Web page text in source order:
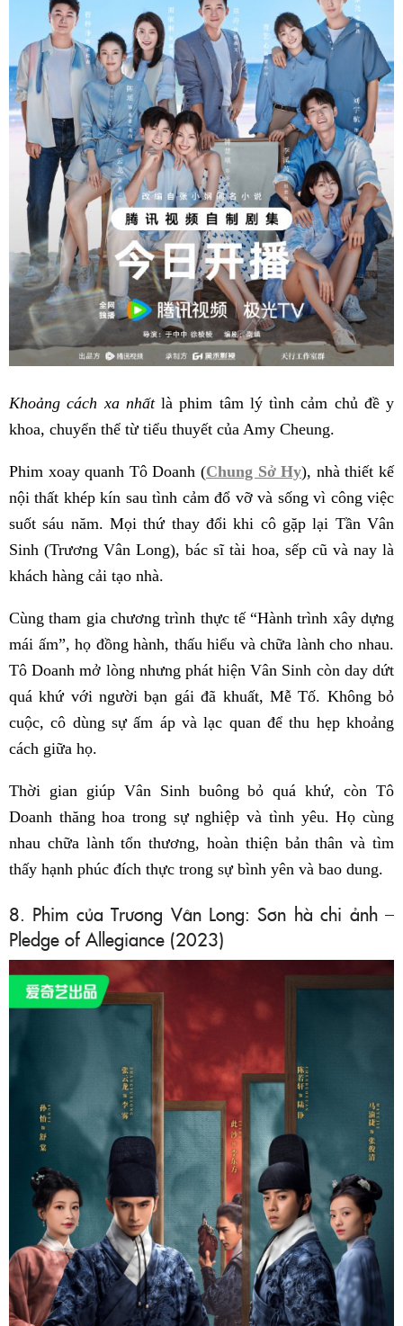
Khoảng cách xa nhấtlà phim tâm lý tình cảm chủ đề y
khoa, chuyển thể từ tiểu thuyết của Amy Cheung.
Phim xoay quanh Tô Doanh (Chung Sở Hy), nhà thiết kế
nội thất khép kín sau tình cảm đổ vỡ và sống vì công việc
suốt sáu năm. Mọi thứ thay đổi khi cô gặp lại Tần Vân
Sinh (Trương Vân Long), bác sĩ tài hoa, sếp cũ và nay là
khách hàng cải tạo nhà.
Cùng tham gia chương trình thực tế “Hành trình xây dựng
mái ấm”, họ đồng hành, thấu hiểu và chữa lành cho nhau.
Tô Doanh mở lòng nhưng phát hiện Vân Sinh còn day dứt
quá khứ với người bạn gái đã khuất, Mễ Tố. Không bỏ
cuộc, cô dùng sự ấm áp và lạc quan để thu hẹp khoảng
cách giữa họ.
Thời gian giúp Vân Sinh buông bỏ quá khứ, còn Tô
Doanh thăng hoa trong sự nghiệp và tình yêu. Họ cùng
nhau chữa lành tổn thương, hoàn thiện bản thân và tìm
thấy hạnh phúc đích thực trong sự bình yên và bao dung.
8. Phim của Trương Vân Long: Sơn hà chi ảnh –
Pledge of Allegiance (2023)